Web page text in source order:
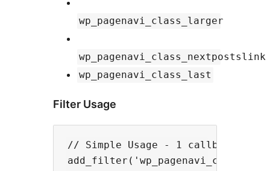
wp_pagenavi_class_larger
wp_pagenavi_class_nextpostslink
wp_pagenavi_class_last
Filter Usage
// Simple Usage - 1 callback